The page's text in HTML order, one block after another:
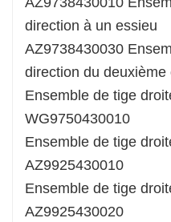
direction à un essieu
AZ9738430030
direction du deuxième
Ensemble de tige
WG9750430010
Ensemble de tige
AZ9925430010
Ensemble de tige
AZ9925430020